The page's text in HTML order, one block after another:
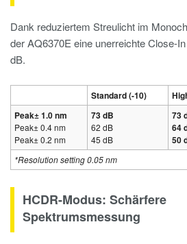
Dank reduziertem Streulicht im
der AQ6370E eine unerreichte Close-
dB.
Standard (-10)
Peak± 1.0 nm
Peak± 0.4 nm
Peak± 0.2 nm
73 dB
62 dB
45 dB
73
64
50
*Resolution setting 0.05 nm
HCDR-Modus: Schärfere
Spektrumsmessung